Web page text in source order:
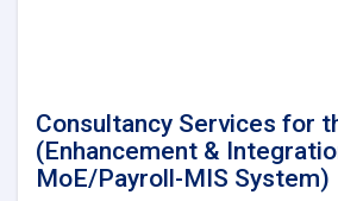
Consultancy Services for
(Enhancement &
MoE/Payroll-MIS System)